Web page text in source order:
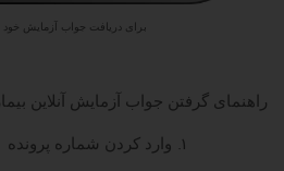
برای دریافت جواب آزمایش خود
راهنمای گرفتن جواب آزمایش آنلاین
وارد کردن شماره پرونده